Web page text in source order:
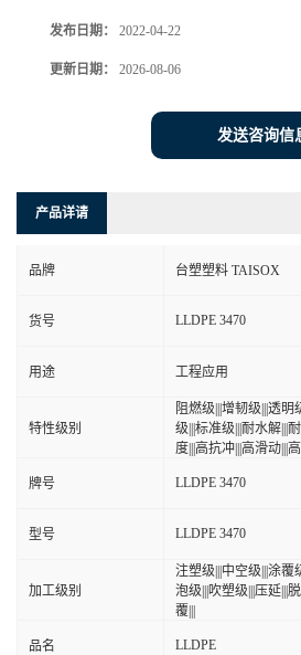
发布日期： 2022-04-22
更新日期： 2026-08-06
发送咨询信
产品详请
品牌 台塑塑料 TAISOX
货号 LLDPE 3470
用途 工程应用
特性级别
阻燃级|||增韧级|||透明
级|||标准级|||耐水解|||
度|||高抗冲|||高滑动|||高
牌号 LLDPE 3470
型号 LLDPE 3470
加工级别
注塑级|||中空级|||涂覆
泡级|||吹塑级|||压延|||
覆|||
品名 LLDPE